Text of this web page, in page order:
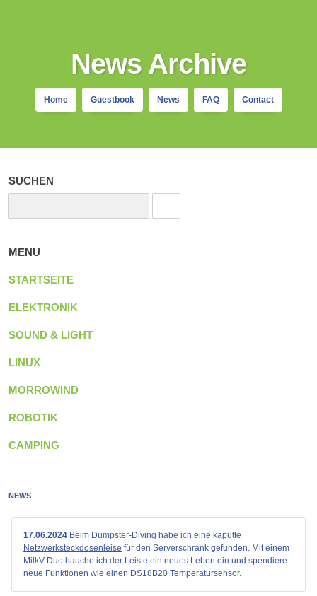
News Archive
Home Guestbook News FAQ Contact
SUCHEN
MENU
STARTSEITE
ELEKTRONIK
SOUND & LIGHT
LINUX
MORROWIND
ROBOTIK
CAMPING
NEWS
17.06.2024 Beim Dumpster-Diving habe ich eine kaputte
Netzwerksteckdosenleise für den Serverschrank gefunden. Mit einem
MilkV Duo hauche ich der Leiste ein neues Leben ein und spendiere
neue Funktionen wie einen DS18B20 Temperatursensor.